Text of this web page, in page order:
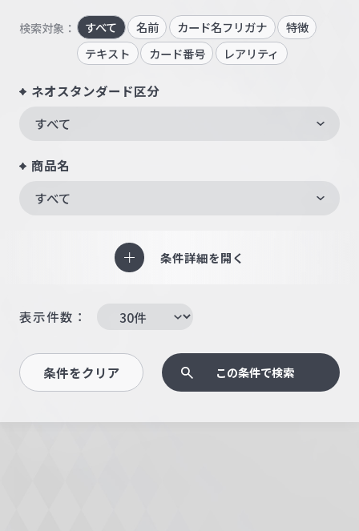
検索対象： すべて 名前 カード名フリガナ
特徴
テキスト
カード番号 レアリティ
ネオスタンダード区分
すべて
商品名
すべて
条件詳細を開く
表示件数：
条件をクリア この条件で検索